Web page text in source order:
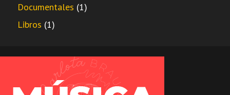
Documentales (1)
Libros (1)